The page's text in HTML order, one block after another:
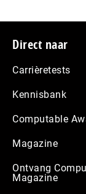
Footer
Direct naar
Carrièretests
Kennisbank
Computable
Magazine
Ontvang
Magazine